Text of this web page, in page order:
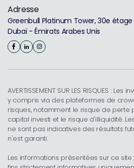
Adresse
Greenbull Platinum Tower, 30e
Dubaï - Émirats Arabes Unis
AVERTISSEMENT SUR LES RISQUES :
y compris via des plateformes de
risques, notamment le risque de perte
capital investi et le risque d'illiquidité.
ne sont pas indicatives des résultats
n'est garanti.
Les informations présentées sur ce